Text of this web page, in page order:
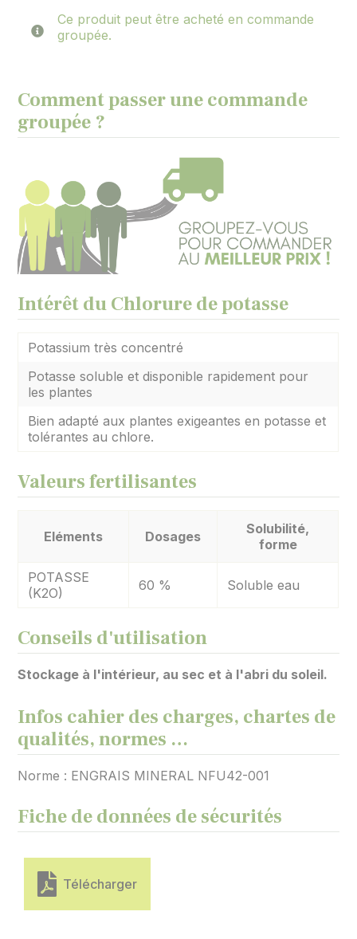
Ce produit peut être acheté en commande
groupée.
Comment passer une commande
groupée ?
Intérêt du Chlorure de potasse
Potassium très concentré
Potasse soluble et disponible rapidement pour
les plantes
Bien adapté aux plantes exigeantes en potasse et
tolérantes au chlore.
Valeurs fertilisantes
Eléments Dosages
Solubilité,
forme
POTASSE
(K2O)
60 % Soluble eau
Conseils d'utilisation
Stockage à l'intérieur, au sec et à l'abri du soleil.
Infos cahier des charges, chartes de
qualités, normes …
Norme : ENGRAIS MINERAL NFU42-001
Fiche de données de sécurités
Télécharger